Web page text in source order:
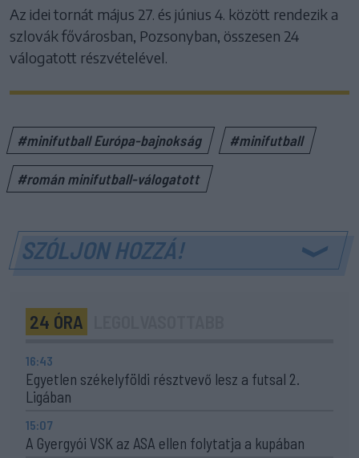
Az idei tornát május 27. és június 4. között rendezik a
szlovák fővárosban, Pozsonyban, összesen 24
válogatott részvételével.
#minifutball Európa-bajnokság #minifutball
#román minifutball-válogatott
SZÓLJON HOZZÁ!
24 ÓRA
16:43
Egyetlen székelyföldi résztvevő lesz a futsal 2.
Ligában
15:07
A Gyergyói VSK az ASA ellen folytatja a kupában